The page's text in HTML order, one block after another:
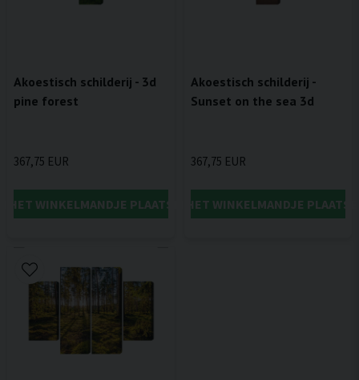
Akoestisch schilderij - 3d
pine forest
367,75 EUR
HET WINKELMANDJE PLAATSEN
Akoestisch schilderij -
Sunset on the sea 3d
367,75 EUR
IN HET WINKELMANDJE